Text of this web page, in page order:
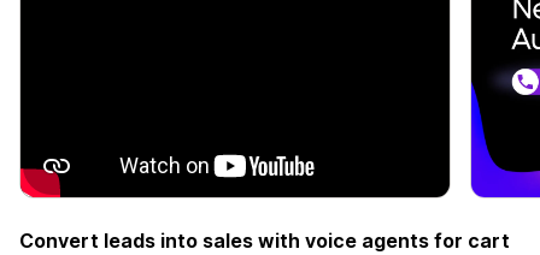
Convert leads into sales with voice agents for cart